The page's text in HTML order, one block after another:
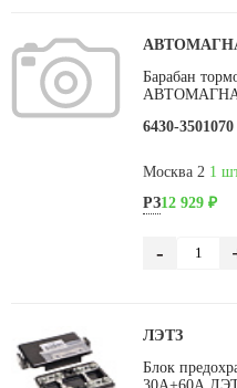
Барабан
6430-3501070
Москва 2 1
РЗ12 929 ₽
-
ЛЭТЗ
Блок